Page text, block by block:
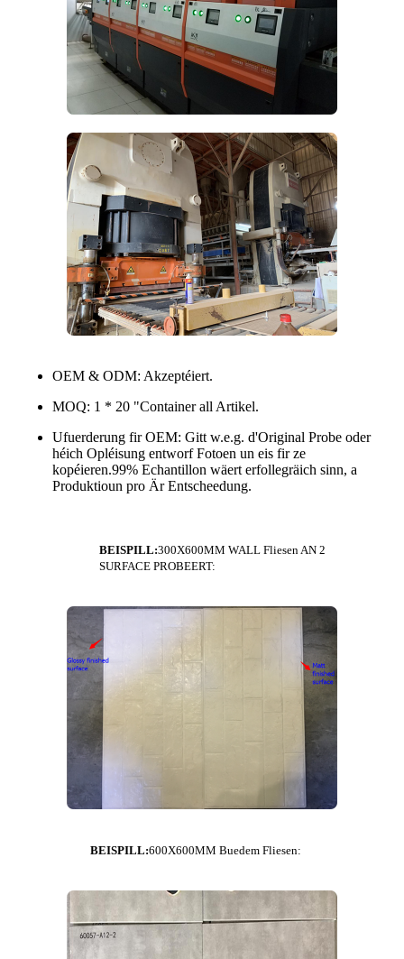
OEM & ODM: Akzeptéiert.
MOQ: 1 * 20 "Container all Artikel.
Ufuerderung fir OEM: Gitt w.e.g. d'Original Probe oder
héich Opléisung entworf Fotoen un eis fir ze
kopéieren.99% Echantillon wäert erfollegräich sinn, a
Produktioun pro Är Entscheedung.
BEISPILL:300X600MM WALL Fliesen AN 2
SURFACE PROBEERT:
BEISPILL:600X600MM Buedem Fliesen: